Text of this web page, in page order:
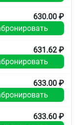
630.00 ₽
631.62 ₽
633.00 ₽
633.60 ₽